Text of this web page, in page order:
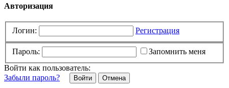
Авторизация
Логин: Регистрация
Пароль:
Запомнить меня
Войти как пользователь:
Забыли пароль?
Отмена